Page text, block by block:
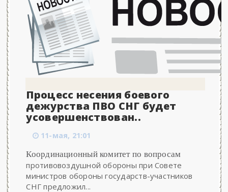
Процесс несения боевого
дежурства ПВО СНГ будет
усовершенствован..
11-мая, 21:01
Координационный комитет по вопросам
противовоздушной обороны при Совете
министров обороны государств-участников
СНГ предложил...